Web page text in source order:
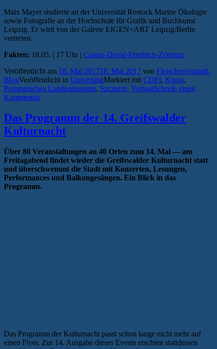
Maix Mayer studierte an der Universität Rostock Marine Ökologie
sowie Fotografie an der Hochschule für Grafik und Buchkunst
Leipzig. Er wird von der Galerie EIGEN+ART Leipzig/Berlin
vertreten.
Fakten: 18.05. | 17 Uhr | Caspar-David-Friedrich-Zentrum
Veröffentlicht am 18. Mai 201718. Mai 2017 von Fleischervorstadt-
BlogVeröffentlicht in UniversitätMarkiert mit CDFI, Kunst,
Pommersches Landesmuseum, Szczecin, VortragSchreib einen
Kommentar
Das Programm der 14. Greifswalder
Kulturnacht
Über 80 Veranstaltungen an 40 Orten zum 14. Mal — am
Freitagabend findet wieder die Greifswalder Kulturnacht statt
und überschwemmt die Stadt mit Konzerten, Lesungen,
Performances und Balkongesängen. Ein Blick in das
Programm.
Das Programm der Kulturnacht passt schon lange nicht mehr auf
einen Flyer. Zur 14. Ausgabe dieses Events erschien stattdessen